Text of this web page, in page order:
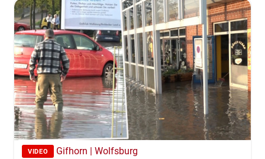
VIDEO Gifhorn | Wolfsburg